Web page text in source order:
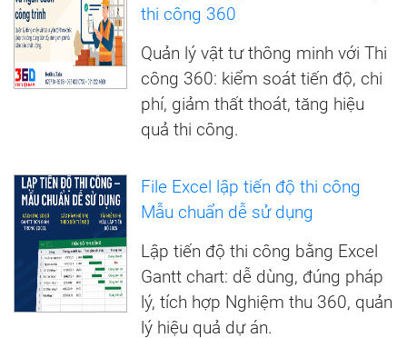
thi công 360
Quản lý vật tư thông minh với Thi
công 360: kiểm soát tiến độ, chi
phí, giảm thất thoát, tăng hiệu
quả thi công.
File Excel lập tiến độ thi công
Mẫu chuẩn dễ sử dụng
Lập tiến độ thi công bằng Excel
Gantt chart: dễ dùng, đúng pháp
lý, tích hợp Nghiệm thu 360, quản
lý hiệu quả dự án.